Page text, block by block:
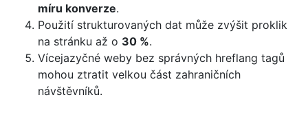
míru konverze.
Použití strukturovaných dat může zvýšit proklik
na stránku až o 30 %.
Vícejazyčné weby bez správných hreflang tagů
mohou ztratit velkou část zahraničních
návštěvníků.